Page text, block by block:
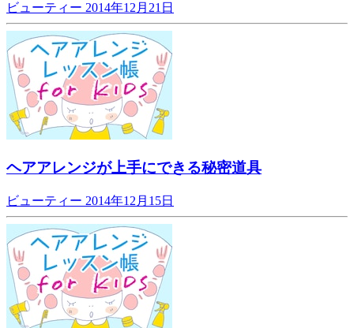
ビューティー 2014年12月21日
ヘアアレンジが上手にできる秘密道具
ビューティー 2014年12月15日